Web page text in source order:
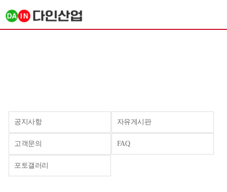
공지사항 자유게시판
고객문의 FAQ
포토갤러리